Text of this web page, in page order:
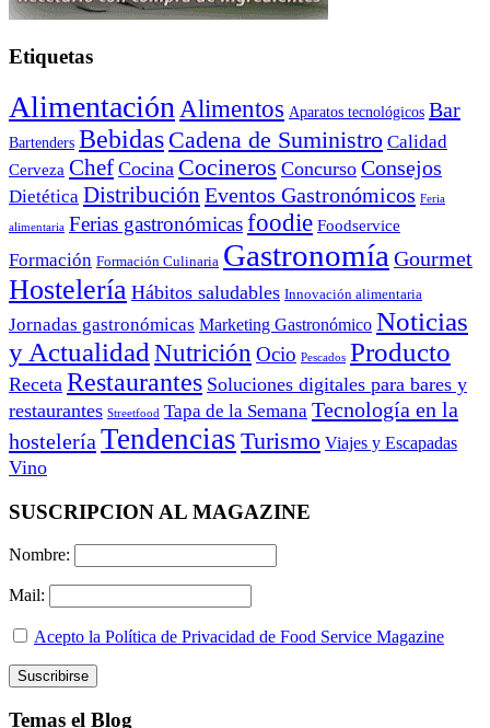
Etiquetas
Alimentación Alimentos Aparatos tecnológicos Bar
Bartenders Bebidas Cadena de Suministro Calidad
Cerveza Chef Cocina Cocineros Concurso Consejos
Dietética Distribución Eventos Gastronómicos Feria
alimentaria Ferias gastronómicasfoodie Foodservice
Formación Formación Culinaria Gastronomía Gourmet
Hostelería Hábitos saludables Innovación alimentaria
Jornadas gastronómicas Marketing Gastronómico Noticias
y Actualidad Nutrición Ocio Pescados Producto
Receta Restaurantes Soluciones digitales para bares y
restaurantes Streetfood Tapa de la Semana Tecnología en la
hostelería Tendencias Turismo Viajes y Escapadas
Vino
SUSCRIPCION AL MAGAZINE
Nombre:
Mail:
Acepto la Política de Privacidad de Food Service Magazine
Temas el Blog